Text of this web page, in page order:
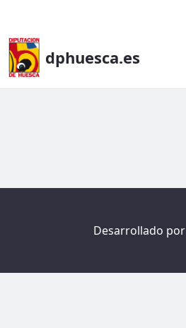
dphuesca.es
Desarrollado por